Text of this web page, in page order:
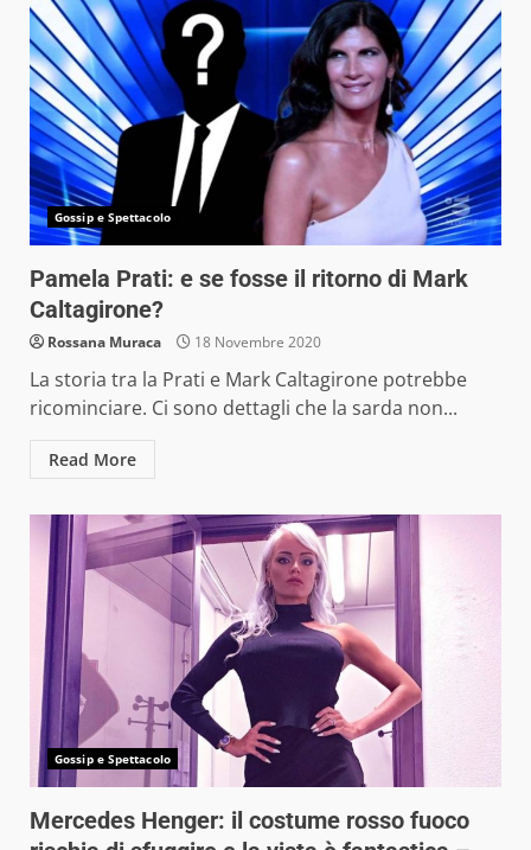
Gossip e Spettacolo
Pamela Prati: e se fosse il ritorno di Mark
Caltagirone?
Rossana Muraca 18 Novembre 2020
La storia tra la Prati e Mark Caltagirone potrebbe
ricominciare. Ci sono dettagli che la sarda non...
Read More
Gossip e Spettacolo
Mercedes Henger: il costume rosso fuoco